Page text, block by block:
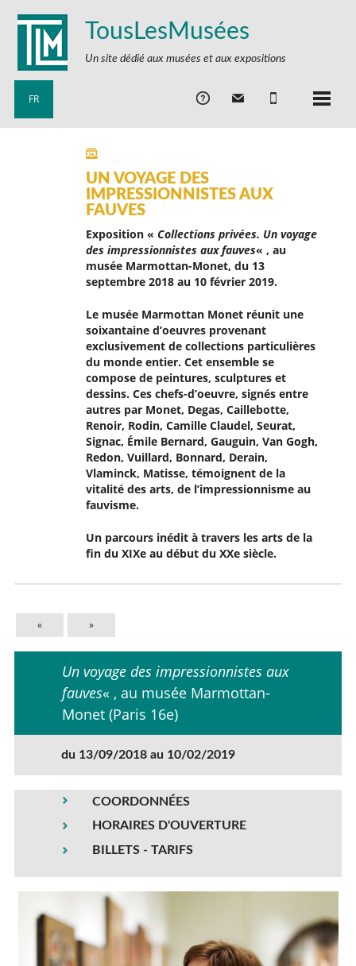
TousLesMusées
Un site dédié aux musées et aux expositions
FR
UN VOYAGE DES
IMPRESSIONNISTES AUX
FAUVES
Exposition « Collections privées. Un voyage
des impressionnistes aux fauves« , au
musée Marmottan-Monet, du 13
septembre 2018 au 10 février 2019.
Le musée Marmottan Monet réunit une
soixantaine d’oeuvres provenant
exclusivement de collections particulières
du monde entier. Cet ensemble se
compose de peintures, sculptures et
dessins. Ces chefs-d’oeuvre, signés entre
autres par Monet, Degas, Caillebotte,
Renoir, Rodin, Camille Claudel, Seurat,
Signac, Émile Bernard, Gauguin, Van Gogh,
Redon, Vuillard, Bonnard, Derain,
Vlaminck, Matisse, témoignent de la
vitalité des arts, de l’impressionnisme au
fauvisme.
Un parcours inédit à travers les arts de la
fin du XIXe au début du XXe siècle.
« »
Un voyage des impressionnistes aux
fauves« , au musée Marmottan-
Monet (Paris 16e)
du 13/09/2018 au 10/02/2019
COORDONNÉES
HORAIRES D'OUVERTURE
BILLETS - TARIFS